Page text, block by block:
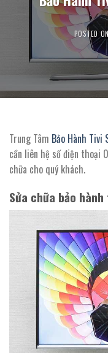
POSTED
Trung Tâm Bảo Hành Tivi
cần liên hệ số điện thoại
chữa cho quý khách.
Sửa chữa bảo